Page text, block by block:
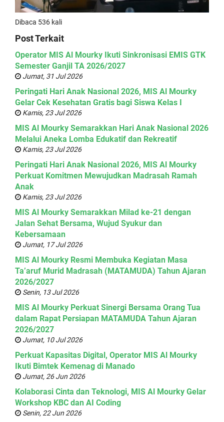
Dibaca 536 kali
Post Terkait
Operator MIS Al Mourky Ikuti Sinkronisasi EMIS GTK
Semester Ganjil TA 2026/2027
Jumat, 31 Jul 2026
Peringati Hari Anak Nasional 2026, MIS Al Mourky
Gelar Cek Kesehatan Gratis bagi Siswa Kelas I
Kamis, 23 Jul 2026
MIS Al Mourky Semarakkan Hari Anak Nasional 2026
Melalui Aneka Lomba Edukatif dan Rekreatif
Kamis, 23 Jul 2026
Peringati Hari Anak Nasional 2026, MIS Al Mourky
Perkuat Komitmen Mewujudkan Madrasah Ramah
Anak
Kamis, 23 Jul 2026
MIS Al Mourky Semarakkan Milad ke-21 dengan
Jalan Sehat Bersama, Wujud Syukur dan
Kebersamaan
Jumat, 17 Jul 2026
MIS Al Mourky Resmi Membuka Kegiatan Masa
Ta’aruf Murid Madrasah (MATAMUDA) Tahun Ajaran
2026/2027
Senin, 13 Jul 2026
MIS Al Mourky Perkuat Sinergi Bersama Orang Tua
dalam Rapat Persiapan MATAMUDA Tahun Ajaran
2026/2027
Jumat, 10 Jul 2026
Perkuat Kapasitas Digital, Operator MIS Al Mourky
Ikuti Bimtek Kemenag di Manado
Jumat, 26 Jun 2026
Kolaborasi Cinta dan Teknologi, MIS Al Mourky Gelar
Workshop KBC dan AI Coding
Senin, 22 Jun 2026